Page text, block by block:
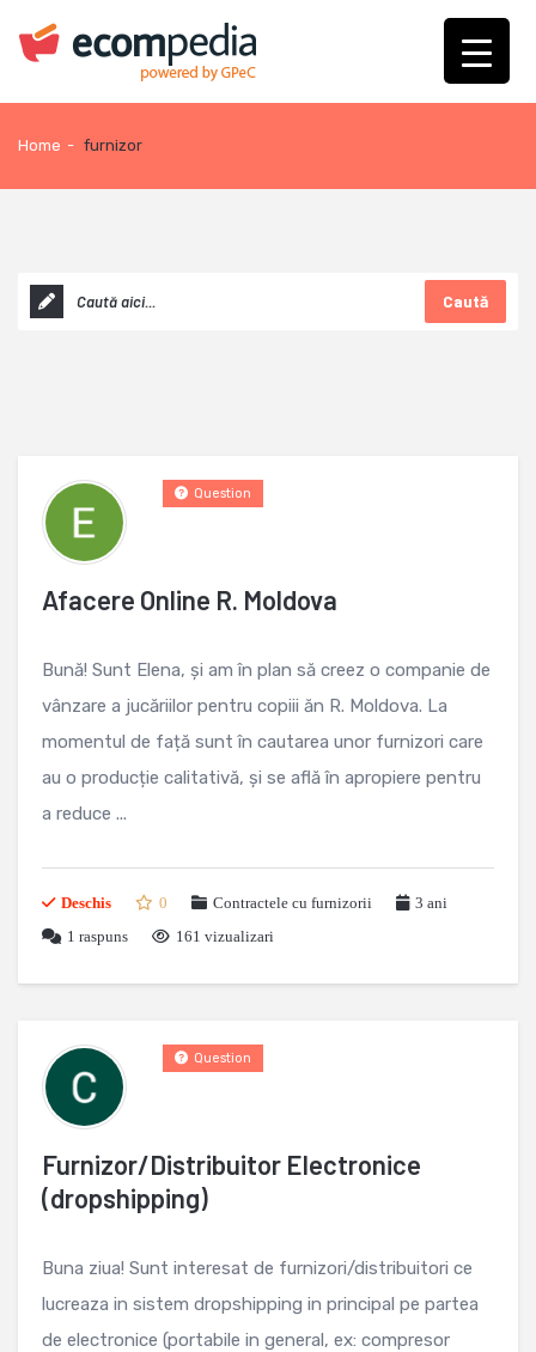
Home - furnizor
Caută
Afacere Online R. Moldova
Question
Bună! Sunt Elena, și am în plan să creez o companie de
vânzare a jucăriilor pentru copiii ăn R. Moldova. La
momentul de față sunt în cautarea unor furnizori care
au o producție calitativă, și se află în apropiere pentru
a reduce ...
Deschis 0 Contractele cu furnizorii
3 ani
1 raspuns 161 vizualizari
Furnizor/Distribuitor Electronice
(dropshipping)
Question
Buna ziua! Sunt interesat de furnizori/distribuitori ce
lucreaza in sistem dropshipping in principal pe partea
de electronice (portabile in general, ex: compresor